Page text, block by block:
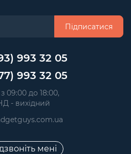
Підписатися
993 32 05
993 32 05
09:00 до 18:00,
- вихідний
мені